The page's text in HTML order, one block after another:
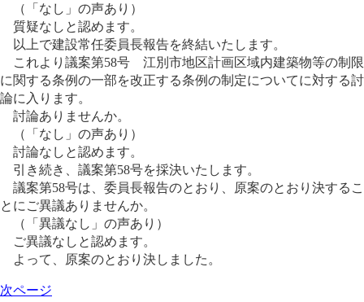
（「なし」の声あり）
質疑なしと認めます。
以上で建設常任委員長報告を終結いたします。
これより議案第58号 江別市地区計画区域内建築物等の制限
に関する条例の一部を改正する条例の制定についてに対する討
論に入ります。
討論ありませんか。
（「なし」の声あり）
討論なしと認めます。
引き続き、議案第58号を採決いたします。
議案第58号は、委員長報告のとおり、原案のとおり決するこ
とにご異議ありませんか。
（「異議なし」の声あり）
ご異議なしと認めます。
よって、原案のとおり決しました。
次ページ